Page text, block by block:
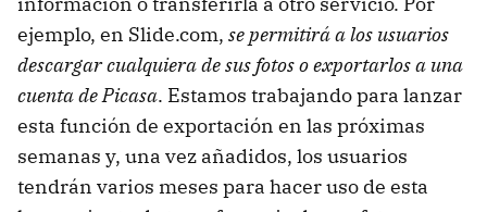
ejemplo, en Slide.com, se permitirá a los usuarios
descargar cualquiera de sus fotos o exportarlos a una
cuenta de Picasa. Estamos trabajando para lanzar
esta función de exportación en las próximas
semanas y, una vez añadidos, los usuarios
tendrán varios meses para hacer uso de esta